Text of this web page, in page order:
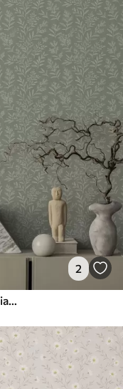
2
Sálvia verde: ervas finas e inflorescências, padrão delicado